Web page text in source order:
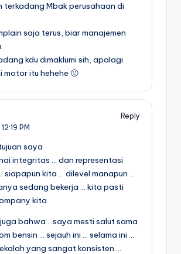
terkadang Mbak perusahaan di
saja terus, biar manajemen
kdu dimaklumi sih, apalagi
motor itu hehehe 🙂
Reply
12:19 PM
saya
integritas … dan representasi
siapapun kita … dilevel manapun …
sedang bekerja … kita pasti
kita
bahwa …saya mesti salut sama
bensin … sejauh ini … selama ini …
yang sangat konsisten …